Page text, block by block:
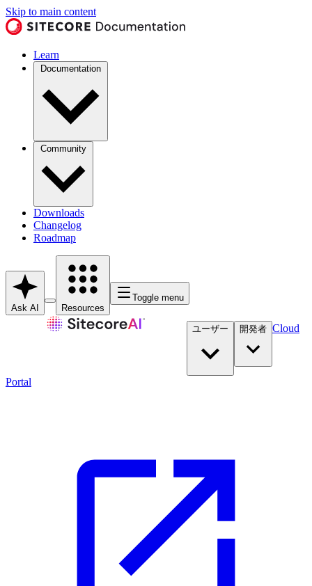
Skip to main content
Learn
Documentation
Community
Downloads
Changelog
Roadmap
Ask AI Resources
Toggle menu
ユーザー 開発者​ Cloud
Portal